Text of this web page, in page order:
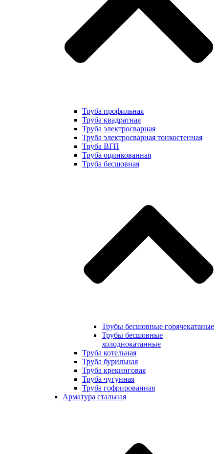
Труба профильная
Труба квадратная
Труба электросварная
Труба электросварная тонкостенная
Труба ВГП
Труба оцинкованная
Труба бесшовная
Трубы бесшовные горячекатаные
Трубы бесшовные
холоднокатанные
Труба котельная
Труба бурильная
Труба крекинговая
Труба чугунная
Труба гофрированная
Арматура стальная